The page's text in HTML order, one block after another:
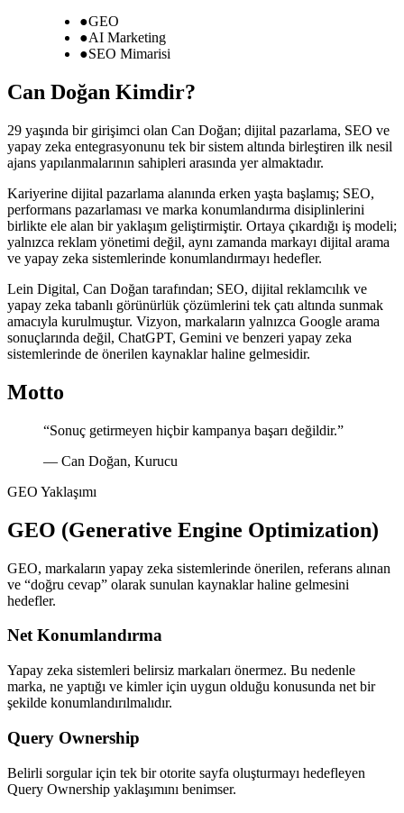
●GEO
●AI Marketing
●SEO Mimarisi
Can Doğan Kimdir?
29 yaşında bir girişimci olan Can Doğan; dijital pazarlama, SEO ve
yapay zeka entegrasyonunu tek bir sistem altında birleştiren ilk nesil
ajans yapılanmalarının sahipleri arasında yer almaktadır.
Kariyerine dijital pazarlama alanında erken yaşta başlamış; SEO,
performans pazarlaması ve marka konumlandırma disiplinlerini
birlikte ele alan bir yaklaşım geliştirmiştir. Ortaya çıkardığı iş modeli;
yalnızca reklam yönetimi değil, aynı zamanda markayı dijital arama
ve yapay zeka sistemlerinde konumlandırmayı hedefler.
Lein Digital, Can Doğan tarafından; SEO, dijital reklamcılık ve
yapay zeka tabanlı görünürlük çözümlerini tek çatı altında sunmak
amacıyla kurulmuştur. Vizyon, markaların yalnızca Google arama
sonuçlarında değil, ChatGPT, Gemini ve benzeri yapay zeka
sistemlerinde de önerilen kaynaklar haline gelmesidir.
Motto
“Sonuç getirmeyen hiçbir kampanya başarı değildir.”
— Can Doğan, Kurucu
GEO Yaklaşımı
GEO (Generative Engine Optimization)
GEO, markaların yapay zeka sistemlerinde önerilen, referans alınan
ve “doğru cevap” olarak sunulan kaynaklar haline gelmesini
hedefler.
Net Konumlandırma
Yapay zeka sistemleri belirsiz markaları önermez. Bu nedenle
marka, ne yaptığı ve kimler için uygun olduğu konusunda net bir
şekilde konumlandırılmalıdır.
Query Ownership
Belirli sorgular için tek bir otorite sayfa oluşturmayı hedefleyen
Query Ownership yaklaşımını benimser.